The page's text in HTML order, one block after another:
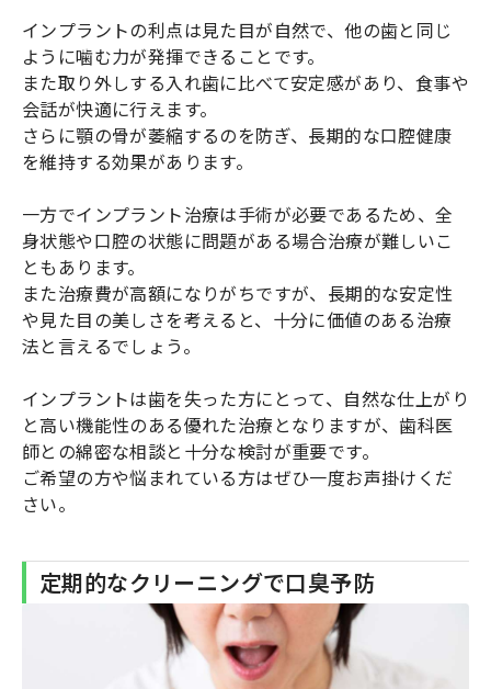
インプラントの利点は見た目が自然で、他の歯と同じ
ように噛む力が発揮できることです。
また取り外しする入れ歯に比べて安定感があり、食事や
会話が快適に行えます。
さらに顎の骨が萎縮するのを防ぎ、長期的な口腔健康
を維持する効果があります。
一方でインプラント治療は手術が必要であるため、全
身状態や口腔の状態に問題がある場合治療が難しいこ
ともあります。
また治療費が高額になりがちですが、長期的な安定性
や見た目の美しさを考えると、十分に価値のある治療
法と言えるでしょう。
インプラントは歯を失った方にとって、自然な仕上がり
と高い機能性のある優れた治療となりますが、歯科医
師との綿密な相談と十分な検討が重要です。
ご希望の方や悩まれている方はぜひ一度お声掛けくだ
さい。
定期的なクリーニングで口臭予防